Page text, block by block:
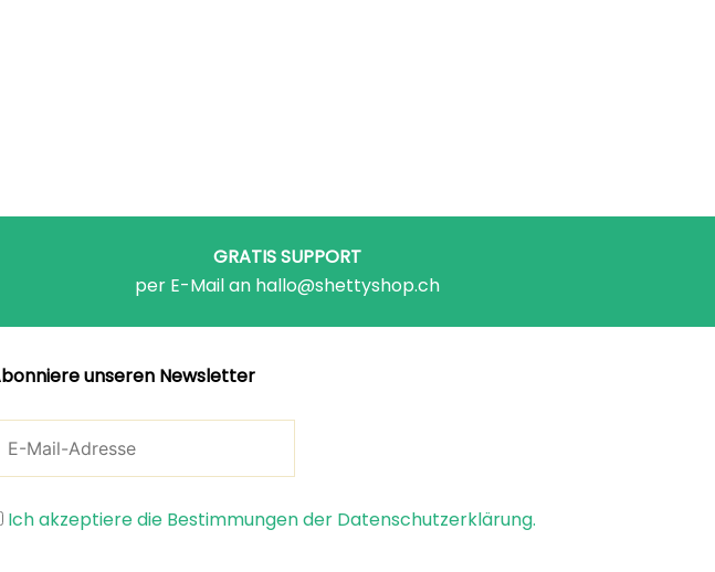
GRATIS SUPPORT
per E-Mail an hallo@shettyshop.ch
unseren Newsletter
Ich akzeptiere die Bestimmungen der Datenschutzerklärung.